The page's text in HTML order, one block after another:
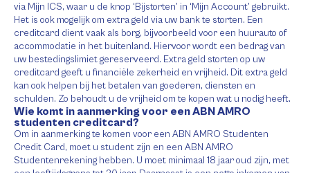
via Mijn ICS, waar u de knop ‘Bijstorten’ in ‘Mijn Account’ gebruikt.
Het is ook mogelijk om extra geld via uw bank te storten. Een
creditcard dient vaak als borg, bijvoorbeeld voor een huurauto of
accommodatie in het buitenland. Hiervoor wordt een bedrag van
uw bestedingslimiet gereserveerd. Extra geld storten op uw
creditcard geeft u financiële zekerheid en vrijheid. Dit extra geld
kan ook helpen bij het betalen van goederen, diensten en
schulden. Zo behoudt u de vrijheid om te kopen wat u nodig heeft.
Wie komt in aanmerking voor een ABN AMRO
studenten creditcard?
Om in aanmerking te komen voor een ABN AMRO Studenten
Credit Card, moet u student zijn en een ABN AMRO
Studentenrekening hebben. U moet minimaal 18 jaar oud zijn, met